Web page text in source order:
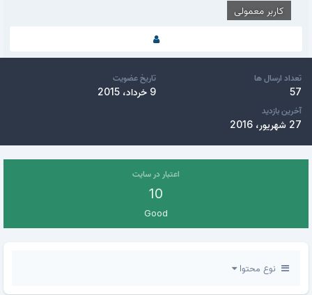
کاربر معمولی
تعداد ارسال ها
57
تاریخ عضویت
9 خرداد، 2015
آخرین بازدید
27 شهریور، 2016
اعتبار در سایت
10
Good
نوع محتوا